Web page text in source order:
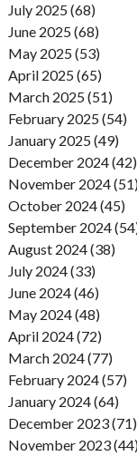
July 2025 (68)
June 2025 (68)
May 2025 (53)
April 2025 (65)
March 2025 (51)
February 2025 (54)
January 2025 (49)
December 2024 (42)
November 2024
October 2024 (45)
September 2024
August 2024 (38)
July 2024 (33)
June 2024 (46)
May 2024 (48)
April 2024 (72)
March 2024 (77)
February 2024 (57)
January 2024 (64)
December 2023 (71)
November 2023